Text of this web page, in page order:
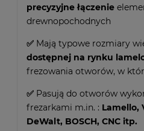
precyzyjne łączenie
drewnopochodnych
✅ Mają typowe rozmiary
dostępnej na rynku
frezowania otworów, w
✅ Pasują do otworów
frezarkami m.in. : Lamello,
DeWalt, BOSCH, CNC itp.